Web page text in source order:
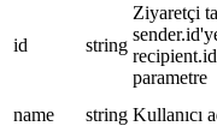
id string
Ziyaretçi
parametre
name string Kullanıcı